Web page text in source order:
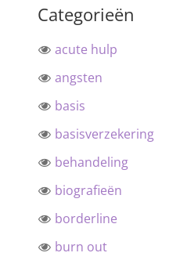
Categorieën
acute hulp
angsten
basis
basisverzekering
behandeling
biografieën
borderline
burn out